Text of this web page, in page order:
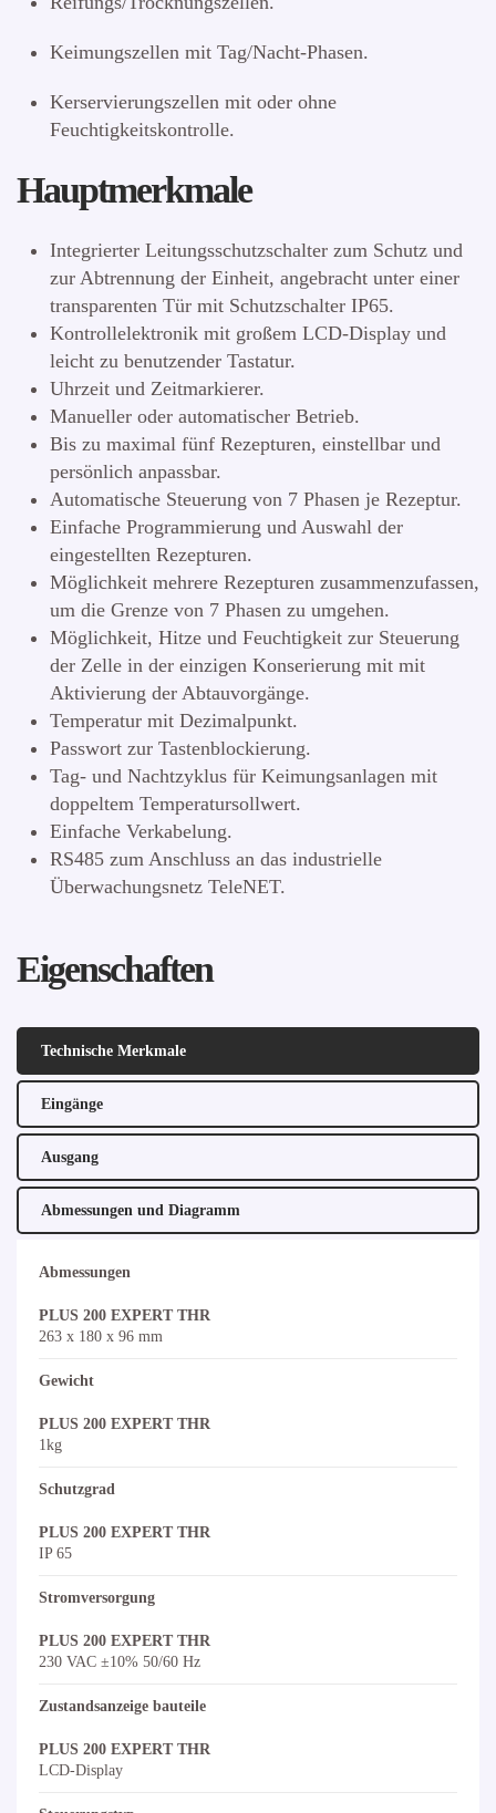
Keimungszellen mit Tag/Nacht-Phasen.
Kerservierungszellen mit oder ohne
Feuchtigkeitskontrolle.
Hauptmerkmale
Integrierter Leitungsschutzschalter zum Schutz und
zur Abtrennung der Einheit, angebracht unter einer
transparenten Tür mit Schutzschalter IP65.
Kontrollelektronik mit großem LCD-Display und
leicht zu benutzender Tastatur.
Uhrzeit und Zeitmarkierer.
Manueller oder automatischer Betrieb.
Bis zu maximal fünf Rezepturen, einstellbar und
persönlich anpassbar.
Automatische Steuerung von 7 Phasen je Rezeptur.
Einfache Programmierung und Auswahl der
eingestellten Rezepturen.
Möglichkeit mehrere Rezepturen zusammenzufassen,
um die Grenze von 7 Phasen zu umgehen.
Möglichkeit, Hitze und Feuchtigkeit zur Steuerung
der Zelle in der einzigen Konserierung mit mit
Aktivierung der Abtauvorgänge.
Temperatur mit Dezimalpunkt.
Passwort zur Tastenblockierung.
Tag- und Nachtzyklus für Keimungsanlagen mit
doppeltem Temperatursollwert.
Einfache Verkabelung.
RS485 zum Anschluss an das industrielle
Überwachungsnetz TeleNET.
Eigenschaften
Abmessungen
PLUS 200 EXPERT THR
263 x 180 x 96 mm
Gewicht
PLUS 200 EXPERT THR
1kg
Schutzgrad
PLUS 200 EXPERT THR
IP 65
Stromversorgung
PLUS 200 EXPERT THR
230 VAC ±10% 50/60 Hz
Zustandsanzeige bauteile
PLUS 200 EXPERT THR
LCD-Display
Technische Merkmale
Eingänge
Ausgang
Abmessungen und Diagramm